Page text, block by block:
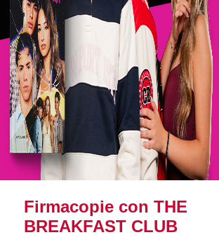
Firmacopie con THE
BREAKFAST CLUB